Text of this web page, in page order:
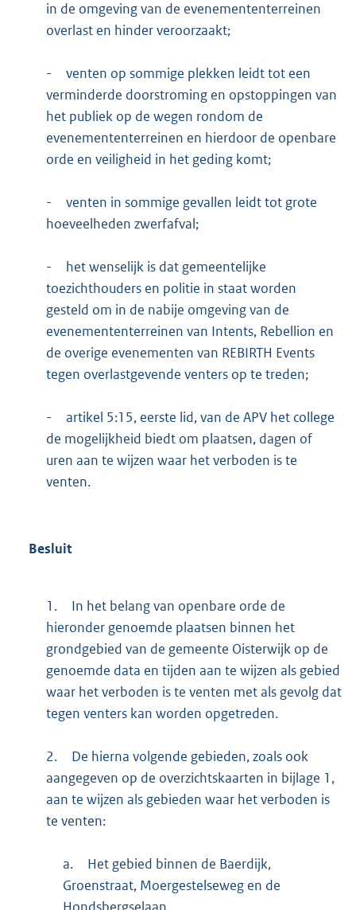
in de omgeving van de evenemententerreinen
overlast en hinder veroorzaakt;
-
venten op sommige plekken leidt tot een
verminderde doorstroming en opstoppingen van
het publiek op de wegen rondom de
evenemententerreinen en hierdoor de openbare
orde en veiligheid in het geding komt;
-
venten in sommige gevallen leidt tot grote
hoeveelheden zwerfafval;
-
het wenselijk is dat gemeentelijke
toezichthouders en politie in staat worden
gesteld om in de nabije omgeving van de
evenemententerreinen van Intents, Rebellion en
de overige evenementen van REBIRTH Events
tegen overlastgevende venters op te treden;
-
artikel 5:15, eerste lid, van de APV het college
de mogelijkheid biedt om plaatsen, dagen of
uren aan te wijzen waar het verboden is te
venten.
Besluit
1.
In het belang van openbare orde de
hieronder genoemde plaatsen binnen het
grondgebied van de gemeente Oisterwijk op de
genoemde data en tijden aan te wijzen als gebied
waar het verboden is te venten met als gevolg dat
tegen venters kan worden opgetreden.
2.
De hierna volgende gebieden, zoals ook
aangegeven op de overzichtskaarten in bijlage 1,
aan te wijzen als gebieden waar het verboden is
te venten:
a.
Het gebied binnen de Baerdijk,
Groenstraat, Moergestelseweg en de